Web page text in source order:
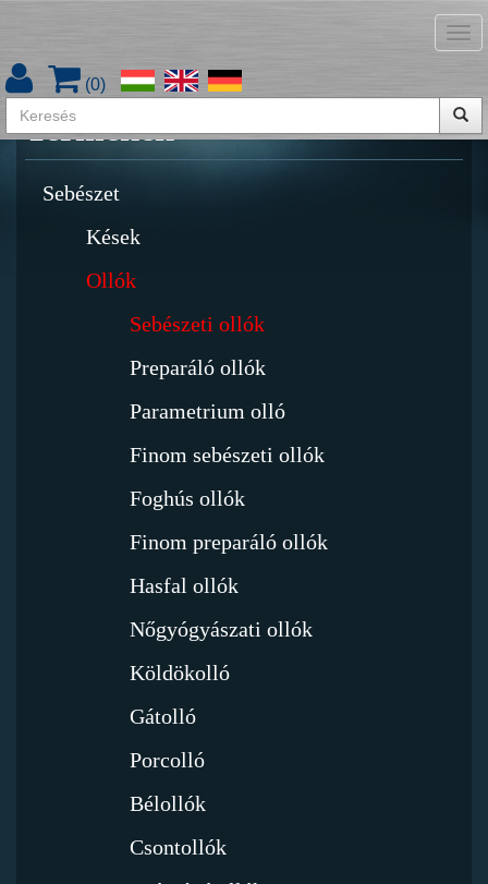
(0)
Termékek
Sebészet
Kések
Ollók
Sebészeti ollók
Preparáló ollók
Parametrium olló
Finom sebészeti ollók
Foghús ollók
Finom preparáló ollók
Hasfal ollók
Nőgyógyászati ollók
Köldökolló
Gátolló
Porcolló
Bélollók
Csontollók